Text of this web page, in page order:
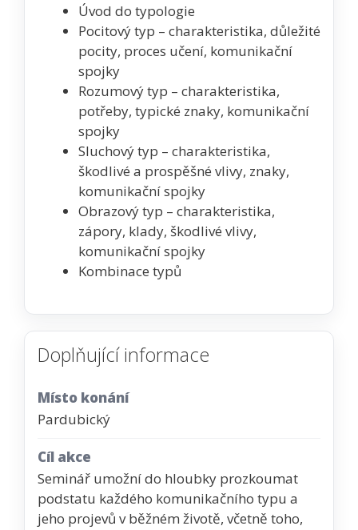
Úvod do typologie
Pocitový typ – charakteristika, důležité
pocity, proces učení, komunikační
spojky
Rozumový typ – charakteristika,
potřeby, typické znaky, komunikační
spojky
Sluchový typ – charakteristika,
škodlivé a prospěšné vlivy, znaky,
komunikační spojky
Obrazový typ – charakteristika,
zápory, klady, škodlivé vlivy,
komunikační spojky
Kombinace typů
Doplňující informace
Místo konání
Pardubický
Cíl akce
Seminář umožní do hloubky prozkoumat
podstatu každého komunikačního typu a
jeho projevů v běžném životě, včetně toho,